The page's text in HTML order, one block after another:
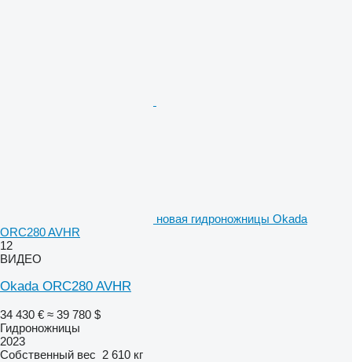
новая гидроножницы Okada
ORC280 AVHR
12
ВИДЕО
Okada ORC280 AVHR
34 430 € ≈ 39 780 $
Гидроножницы
2023
Собственный вес 2 610 кг